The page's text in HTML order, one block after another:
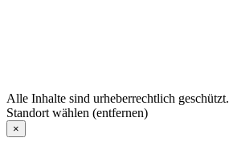
Alle Inhalte sind urheberrechtlich
Standort wählen (entfernen)
×